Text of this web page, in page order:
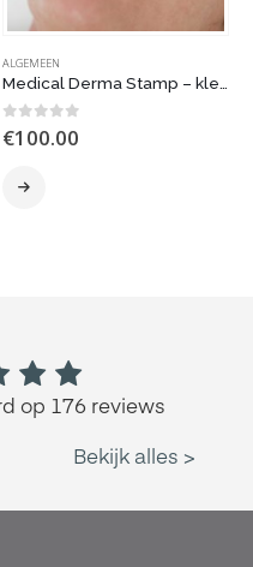
ALGEMEEN
Medical Derma Stamp – kleine zone
0out of 5
€100.00